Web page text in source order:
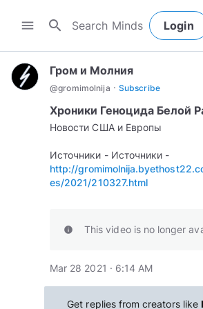
menu search Login
Гром и Молния
@gromimolnija · Subscribe
Хроники Геноцида Белой
Новости США и Европы
Источники - Источники -
http://
es/2021/210327.html
info This video is no longer
Mar 28 2021 · 6:14 AM
Get replies from creators like